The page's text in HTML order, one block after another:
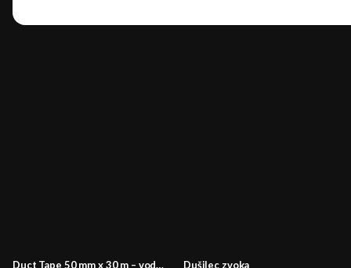
Duct Tape 50 mm x 30 m – vodoodporen lepilni trak
Dušilec zvoka